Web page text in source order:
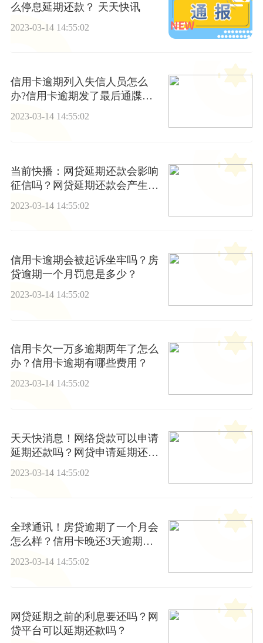
么停息延期还款？ 天天快讯
2023-03-14 14:55:02
信用卡逾期列入失信人员怎么
办?信用卡逾期发了最后通牒怎
么办?_实时焦点
2023-03-14 14:55:02
当前快播：网贷延期还款会影响
征信吗？网贷延期还款会产生什
2023-03-14 14:55:02
信用卡逾期会被起诉坐牢吗？房
贷逾期一个月罚息是多少？
2023-03-14 14:55:02
信用卡欠一万多逾期两年了怎么
办？信用卡逾期有哪些费用？
2023-03-14 14:55:02
天天快消息！网络贷款可以申请
延期还款吗？网贷申请延期还款
2023-03-14 14:55:02
全球通讯！房贷逾期了一个月会
怎么样？信用卡晚还3天逾期怎
么解决？
2023-03-14 14:55:02
网贷延期之前的利息要还吗？网
贷平台可以延期还款吗？